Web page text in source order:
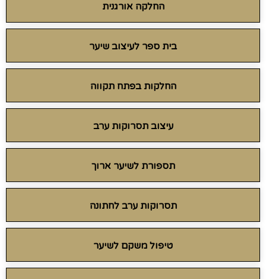
החלקה אורגנית
בית ספר לעיצוב שיער
החלקות בפתח תקווה
עיצוב תסרוקות ערב
תספורת לשיער ארוך
תסרוקות ערב לחתונה
טיפול משקם לשיער